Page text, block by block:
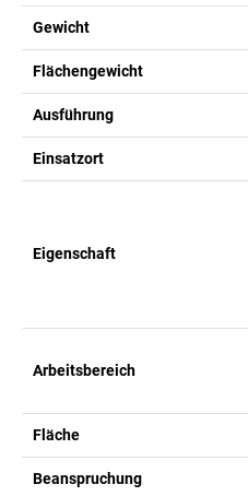
Gewicht
Flächengewicht
Ausführung
Einsatzort
Eigenschaft
Arbeitsbereich
Fläche
Beanspruchung